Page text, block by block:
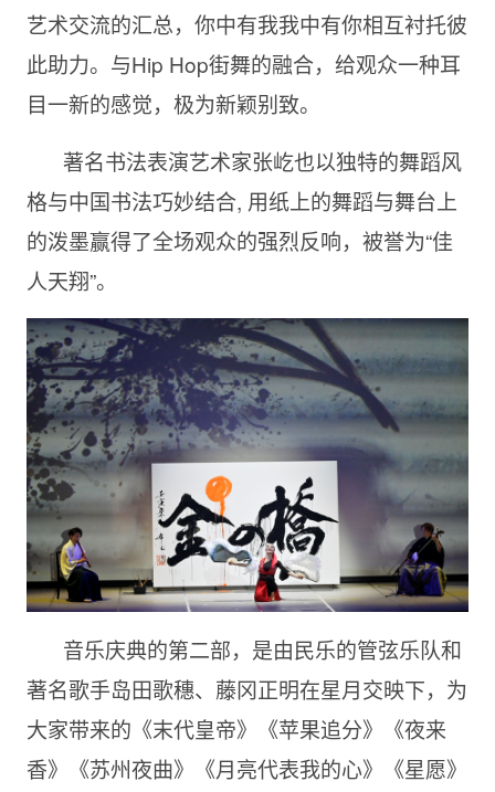
艺术交流的汇总，你中有我我中有你相互衬托彼
此助力。与Hip Hop街舞的融合，给观众一种耳
目一新的感觉，极为新颖别致。
著名书法表演艺术家张屹也以独特的舞蹈风
格与中国书法巧妙结合, 用纸上的舞蹈与舞台上
的泼墨赢得了全场观众的强烈反响，被誉为“佳
人天翔”。
音乐庆典的第二部，是由民乐的管弦乐队和
著名歌手岛田歌穗、藤冈正明在星月交映下，为
大家带来的《末代皇帝》《苹果追分》《夜来
香》《苏州夜曲》《月亮代表我的心》《星愿》